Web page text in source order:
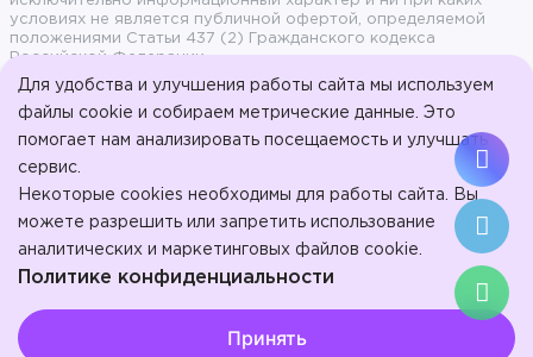
условиях не является публичной офертой, определяемой
положениями Статьи 437 (2) Гражданского кодекса
Российской Федерации.
Продолжая пользоваться сайтом, вы даете согласие на
конфиденциальности.
© 2017-2026, ООО «Стоматология на Арбате» - Эстетическая
стоматология на Арбате.
ООО "Стоматология в Сокольниках". Л041-01137-77/01023207 от
16 января 2024 г.
ИМЕЮТСЯ
ПРОТИВОПОКАЗАНИЯ.
Для удобства и улучшения работы сайта мы используем
файлы cookie и собираем метрические данные. Это
помогает нам анализировать посещаемость и улучшать
сервис.
Некоторые cookies необходимы для работы сайта. Вы
можете разрешить или запретить использование
аналитических и маркетинговых файлов cookie.
Политике конфиденциальности
Принять